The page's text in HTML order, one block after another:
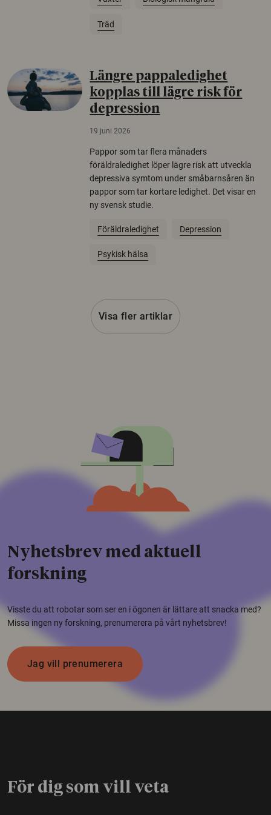
Träd
Längre pappaledighet
kopplas till lägre risk för
depression
19 juni 2026
Pappor som tar flera månaders
föräldraledighet löper lägre risk att utveckla
depressiva symtom under småbarnsåren än
pappor som tar kortare ledighet. Det visar en
ny svensk studie.
Föräldraledighet Depression
Psykisk hälsa
Visa fler artiklar
Nyhetsbrev med aktuell
forskning
Visste du att robotar som ser en i ögonen är lättare att snacka med?
Missa ingen ny forskning, prenumerera på vårt nyhetsbrev!
Jag vill prenumerera
För dig som vill veta